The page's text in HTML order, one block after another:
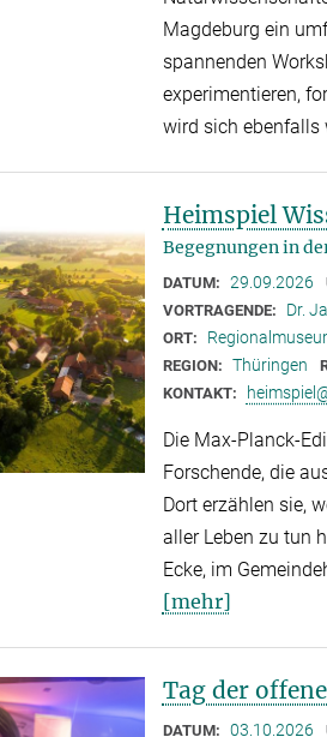
Magdeburg ein
spannenden
experimentieren,
wird sich ebenfalls
Heimspiel
Begegnungen in
DATUM: 29.09.2026
VORTRAGENDE: Dr.
ORT:
REGION: Thüringen
KONTAKT:
Die Max-Planck-
Forschende, die
Dort erzählen sie,
aller Leben zu tun
Ecke, im
[mehr]
Tag der
DATUM: 03.10.2026